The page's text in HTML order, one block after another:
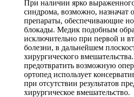
При наличии ярко
синдрома, возможно, назначат
препараты, обеспечивающие
блокады. Медик подобным
исключительно при первой и
болезни, в дальнейшем
хирургического
предотвратить возможную
ортопед использует
при отсутствии результатов
хирургическое вмешательство.